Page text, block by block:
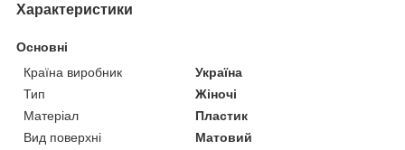
Характеристики
Основні
Країна виробник
Україна
Тип
Жіночі
Матеріал
Пластик
Вид поверхні
Матовий